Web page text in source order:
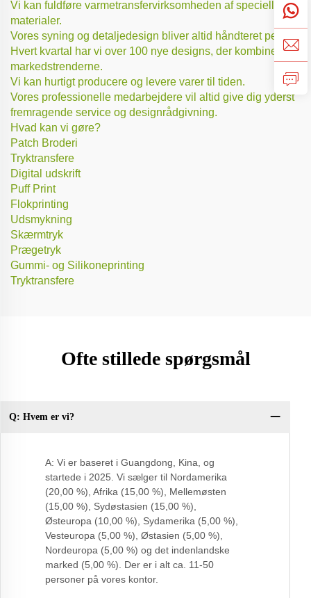
Vi kan fuldføre varmetransfervirksomheden af specielle
materialer.
Vores syning og detaljedesign bliver altid håndteret perfekt.
Hvert kvartal har vi over 100 nye designs, der kombinerer
markedstrenderne.
Vi kan hurtigt producere og levere varer til tiden.
Vores professionelle medarbejdere vil altid give dig yderst
fremragende service og designrådgivning.
Hvad kan vi gøre?
Patch Broderi
Tryktransfere
Digital udskrift
Puff Print
Flokprinting
Udsmykning
Skærmtryk
Prægetryk
Gummi- og Silikoneprinting
Tryktransfere
Ofte stillede spørgsmål
Q: Hvem er vi?
A: Vi er baseret i Guangdong, Kina, og
startede i 2025. Vi sælger til Nordamerika
(20,00 %), Afrika (15,00 %), Mellemøsten
(15,00 %), Sydøstasien (15,00 %),
Østeuropa (10,00 %), Sydamerika (5,00 %),
Vesteuropa (5,00 %), Østasien (5,00 %),
Nordeuropa (5,00 %) og det indenlandske
marked (5,00 %). Der er i alt ca. 11-50
personer på vores kontor.